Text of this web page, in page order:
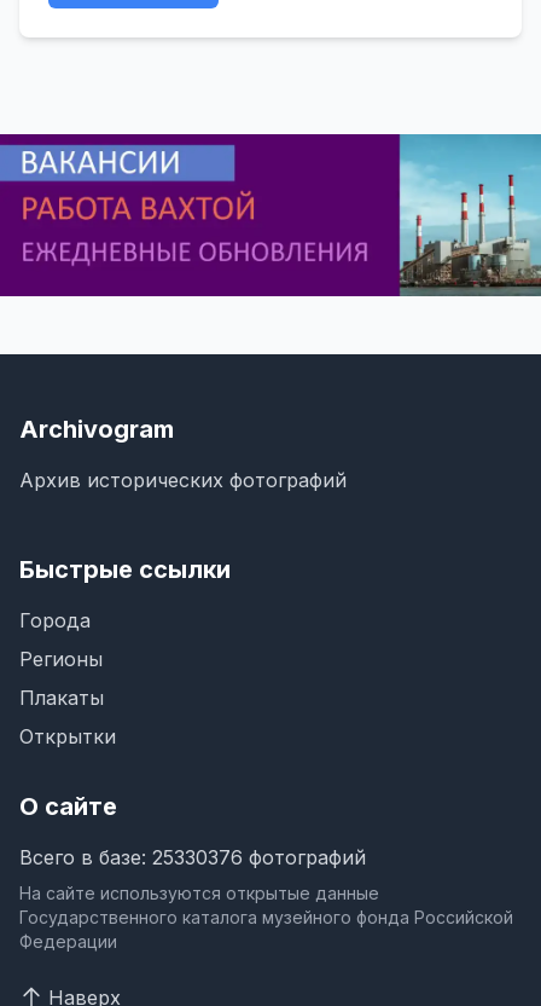
Archivogram
Архив исторических фотографий
Быстрые ссылки
Города
Регионы
Плакаты
Открытки
О сайте
Всего в базе: 25330376 фотографий
На сайте используются открытые данные
Государственного каталога музейного фонда Российской
Федерации
Наверх